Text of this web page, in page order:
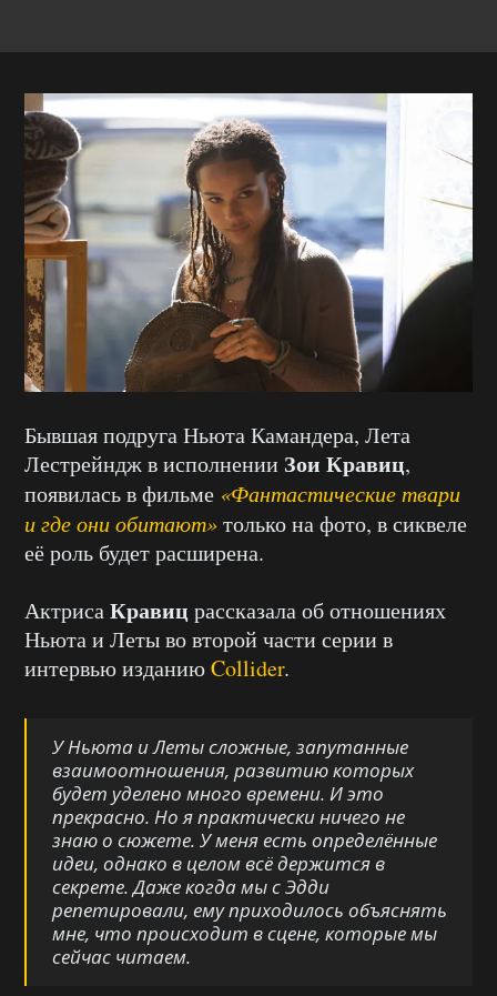
Бывшая подруга Ньюта Камандера, Лета
Лестрейндж в исполнении Зои Кравиц,
появилась в фильме «Фантастические твари
и где они обитают»только на фото, в сиквеле
её роль будет расширена.
АктрисаКравицрассказала об отношениях
Ньюта и Леты во второй части серии в
интервью изданиюCollider.
У Ньюта и Леты сложные, запутанные
взаимоотношения, развитию которых
будет уделено много времени. И это
прекрасно. Но я практически ничего не
знаю о сюжете. У меня есть определённые
идеи, однако в целом всё держится в
секрете. Даже когда мы с Эдди
репетировали, ему приходилось объяснять
мне, что происходит в сцене, которые мы
сейчас читаем.